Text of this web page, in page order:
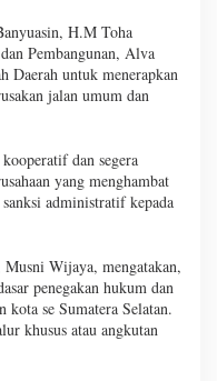
H.M Toha
Pembangunan, Alva
Daerah untuk menerapkan
jalan umum dan
dan segera
yang menghambat
administratif kepada
Wijaya, mengatakan,
penegakan hukum dan
kota se Sumatera Selatan.
khusus atau angkutan